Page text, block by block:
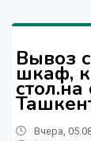
Вывоз
шкаф,
Вчера,